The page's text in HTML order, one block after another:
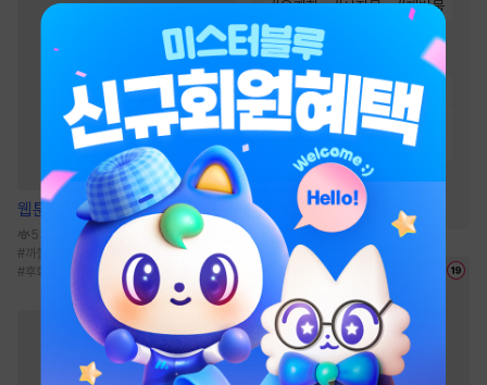
웹툰 열여덟의 침대
538.2만
#까칠수 현대물 무심수
짝사랑공
#후회공
#유쾌함 #성장물 #재벌물
#전쟁물
#차원이동물
#시스템 # 생존물
회귀물
#스포츠물 천재 #전문직
복수물 #비장함 #이능력
먼치킨
게임시스템
환생물 #경영/기업